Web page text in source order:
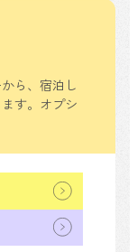
ら、 宿泊し
す。 オプシ